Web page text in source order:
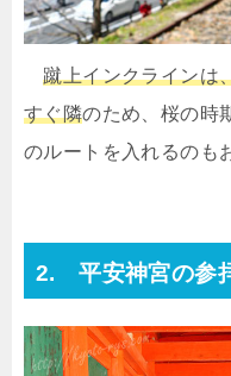
蹴上インクラインは
すぐ隣のため、桜の時
のルートを入れるのも
2. 平安神宮の参